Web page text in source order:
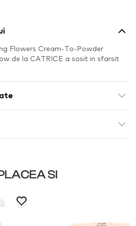
Flowers Cream-To-Powder
de la CATRICE a sosit in sfarsit
SI